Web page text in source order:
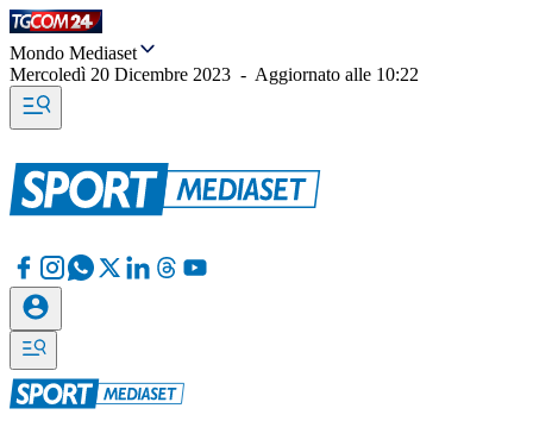
Mondo Mediaset
Mercoledì 20 Dicembre 2023 - Aggiornato alle 10:22